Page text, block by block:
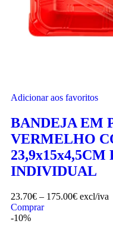
Adicionar aos favoritos
BANDEJA EM
VERMELHO
INDIVIDUAL
23.70€ – 175.00€ excl/iva
Comprar
-10%